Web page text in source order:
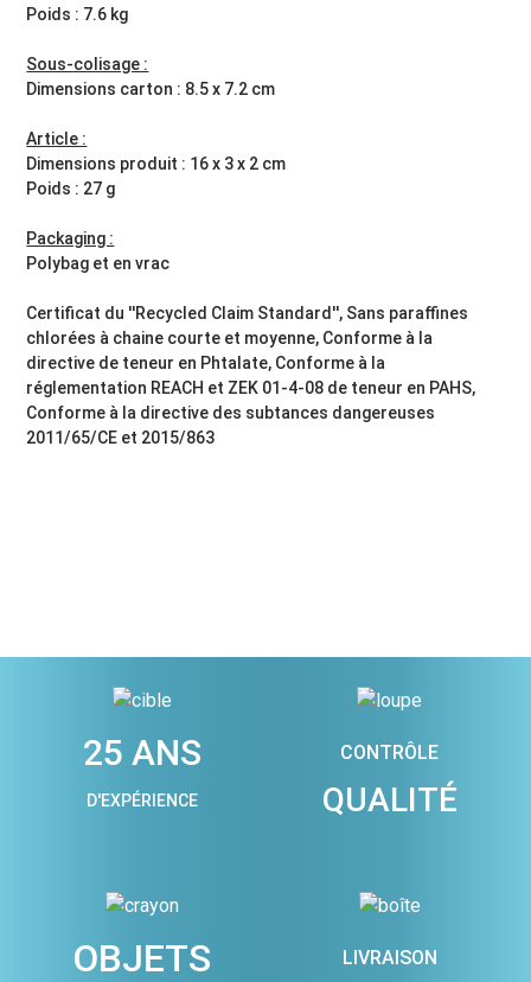
Poids : 7.6 kg
Sous-colisage :
Dimensions carton : 8.5 x 7.2 cm
Article :
Dimensions produit : 16 x 3 x 2 cm
Poids : 27 g
Packaging :
Polybag et en vrac
Certificat du ''Recycled Claim Standard'', Sans paraffines
chlorées à chaine courte et moyenne, Conforme à la
directive de teneur en Phtalate, Conforme à la
réglementation REACH et ZEK 01-4-08 de teneur en PAHS,
Conforme à la directive des subtances dangereuses
2011/65/CE et 2015/863
25 ANS
D'EXPÉRIENCE
CONTRÔLE
QUALITÉ
OBJETS LIVRAISON